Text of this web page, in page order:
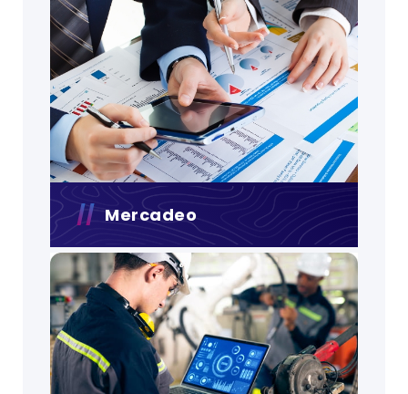
Mercadeo